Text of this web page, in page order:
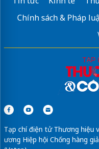
Chính sách & Pháp
Tạp chí điện tử Thương hiệu
ương Hiệp hội Chống hàng